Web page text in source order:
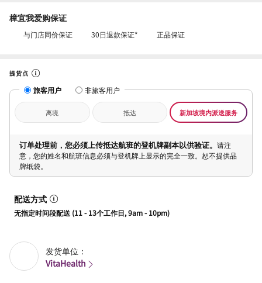
樟宜我爱购保证
与门店同价保证 30日退款保证* 正品保证
提货点
旅客用户 非旅客用户
离境 抵达 新加坡境内派送服务
订单处理前，您必须上传抵达航班的登机牌副本以供验证。 请注
意，您的姓名和航班信息必须与登机牌上显示的完全一致。恕不提供品
牌纸袋。
配送方式
无指定时间段配送 (11 - 13个工作日, 9am - 10pm)
发货单位：
VitaHealth